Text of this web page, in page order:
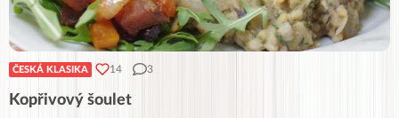
ČESKÁ KLASIKA 14 3
Kopřivový šoulet